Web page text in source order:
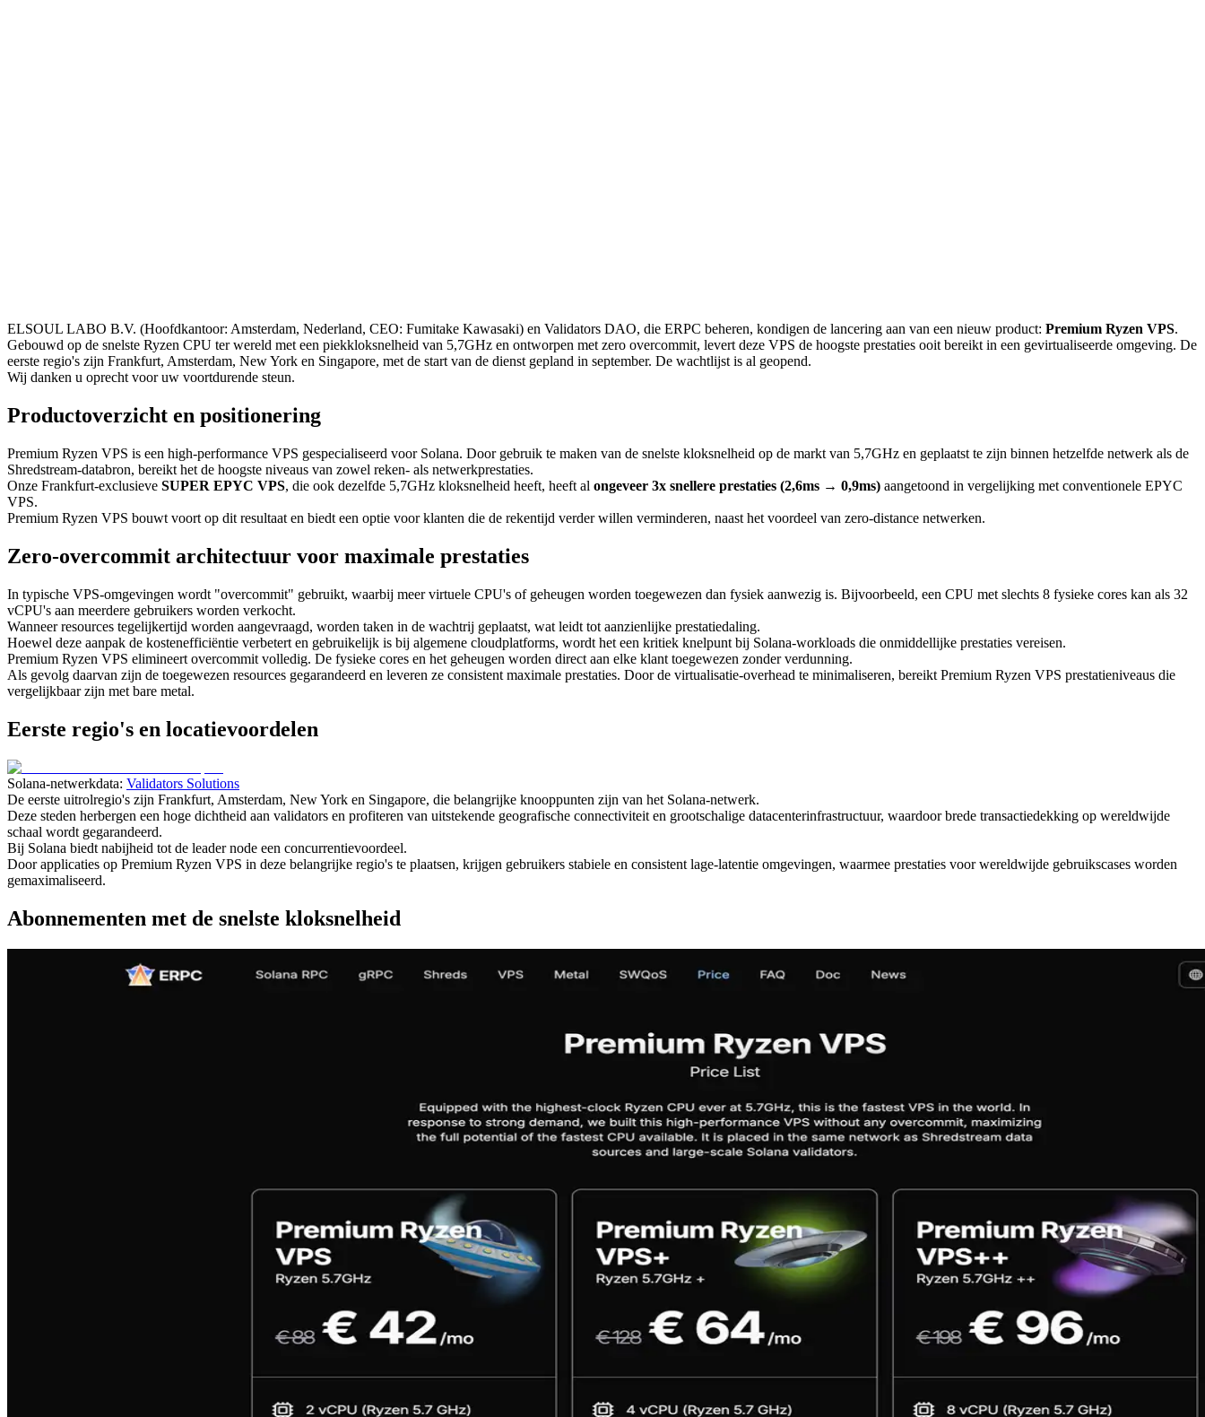
ELSOUL LABO B.V. (Hoofdkantoor: Amsterdam, Nederland, CEO: Fumitake Kawasaki) en Validators DAO, die ERPC beheren, kondigen de lancering aan van een nieuw product: Premium Ryzen VPS.
Gebouwd op de snelste Ryzen CPU ter wereld met een piekkloksnelheid van 5,7GHz en ontworpen met zero overcommit, levert deze VPS de hoogste prestaties ooit bereikt in een gevirtualiseerde omgeving. De
eerste regio's zijn Frankfurt, Amsterdam, New York en Singapore, met de start van de dienst gepland in september. De wachtlijst is al geopend.
Wij danken u oprecht voor uw voortdurende steun.
Productoverzicht en positionering
Premium Ryzen VPS is een high-performance VPS gespecialiseerd voor Solana. Door gebruik te maken van de snelste kloksnelheid op de markt van 5,7GHz en geplaatst te zijn binnen hetzelfde netwerk als de
Shredstream-databron, bereikt het de hoogste niveaus van zowel reken- als netwerkprestaties.
Onze Frankfurt-exclusieve SUPER EPYC VPS, die ook dezelfde 5,7GHz kloksnelheid heeft, heeft al ongeveer 3x snellere prestaties (2,6ms → 0,9ms) aangetoond in vergelijking met conventionele EPYC
VPS.
Premium Ryzen VPS bouwt voort op dit resultaat en biedt een optie voor klanten die de rekentijd verder willen verminderen, naast het voordeel van zero-distance netwerken.
Zero-overcommit architectuur voor maximale prestaties
In typische VPS-omgevingen wordt "overcommit" gebruikt, waarbij meer virtuele CPU's of geheugen worden toegewezen dan fysiek aanwezig is. Bijvoorbeeld, een CPU met slechts 8 fysieke cores kan als 32
vCPU's aan meerdere gebruikers worden verkocht.
Wanneer resources tegelijkertijd worden aangevraagd, worden taken in de wachtrij geplaatst, wat leidt tot aanzienlijke prestatiedaling.
Hoewel deze aanpak de kostenefficiëntie verbetert en gebruikelijk is bij algemene cloudplatforms, wordt het een kritiek knelpunt bij Solana-workloads die onmiddellijke prestaties vereisen.
Premium Ryzen VPS elimineert overcommit volledig. De fysieke cores en het geheugen worden direct aan elke klant toegewezen zonder verdunning.
Als gevolg daarvan zijn de toegewezen resources gegarandeerd en leveren ze consistent maximale prestaties. Door de virtualisatie-overhead te minimaliseren, bereikt Premium Ryzen VPS prestatieniveaus die
vergelijkbaar zijn met bare metal.
Eerste regio's en locatievoordelen
Solana-netwerkdata: Validators Solutions
De eerste uitrolregio's zijn Frankfurt, Amsterdam, New York en Singapore, die belangrijke knooppunten zijn van het Solana-netwerk.
Deze steden herbergen een hoge dichtheid aan validators en profiteren van uitstekende geografische connectiviteit en grootschalige datacenterinfrastructuur, waardoor brede transactiedekking op wereldwijde
schaal wordt gegarandeerd.
Bij Solana biedt nabijheid tot de leader node een concurrentievoordeel.
Door applicaties op Premium Ryzen VPS in deze belangrijke regio's te plaatsen, krijgen gebruikers stabiele en consistent lage-latentie omgevingen, waarmee prestaties voor wereldwijde gebruikscases worden
gemaximaliseerd.
Abonnementen met de snelste kloksnelheid